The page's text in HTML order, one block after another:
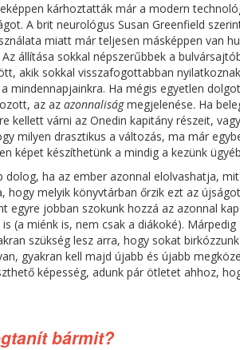
kárhoztatták már a modern
A brit neurológus Susan Greenfield
miatt már teljesen másképpen van
Az állítása sokkal népszerűbbek a
akik sokkal visszafogottabban
mindennapjainkra. Ha mégis egyetlen
az az azonnaliságmegjelenése. Ha
kellett várni az Onedin kapitány részeit,
milyen drasztikus a változás, ma már
képet készíthetünk a mindig a kezünk
ha az ember azonnal elolvashatja,
hogy melyik könyvtárban őrzik ezt az
egyre jobban szokunk hozzá az azonnal
(a miénk is, nem csak a diákoké).
szükség lesz arra, hogy sokat
gyakran kell majd újabb és újabb
képesség, adunk pár ötletet ahhoz,
bármit?